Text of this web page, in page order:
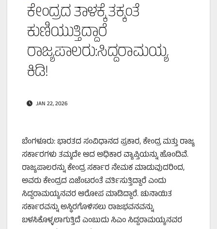
ಕೇಂದ್ರದ ತಾಳಕ್ಕೆ ತಕ್ಕಂತೆ
ಕುಣಿಯುತ್ತಿದ್ದಾರೆ
ರಾಜ್ಯಪಾಲರು:ಸಿದ್ದರಾಮಯ್ಯ
ಕಿಡಿ!
JAN 22, 2026
ಬೆಂಗಳೂರು: ಭಾರತದ ಸಂವಿಧಾನದ ಪ್ರಕಾರ, ಕೇಂದ್ರ ಮತ್ತು ರಾಜ್ಯ
ಸರ್ಕಾರಗಳು ತಮ್ಮದೇ ಆದ ಅಧಿಕಾರ ವ್ಯಾಪ್ತಿಯನ್ನು ಹೊಂದಿವೆ.
ರಾಜ್ಯಪಾಲರನ್ನು ಕೇಂದ್ರ ಸರ್ಕಾರ ನೇಮಕ ಮಾಡುವುದರಿಂದ,
ಅವರು ಕೇಂದ್ರದ ಏಜೆಂಟರಂತೆ ವರ್ತಿಸುತ್ತಿದ್ದಾರೆ ಎಂದು
ಸಿದ್ದರಾಮಯ್ಯನವರ ಆರೋಪ ಮಾಡಿದ್ದಾರೆ. ಚುನಾಯಿತ
ಸರ್ಕಾರವನ್ನು ಅಸ್ಥಿರಗೊಳಿಸಲು ರಾಜಭವನವನ್ನು
ಬಳಸಿಕೊಳ್ಳಲಾಗುತ್ತಿದೆ ಎಂಬುದು ಸಿಎಂ ಸಿದ್ದರಾಮಯ್ಯನವರ